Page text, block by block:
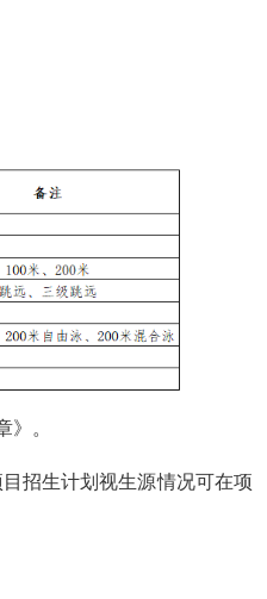
。
招生计划视生源情况可在项